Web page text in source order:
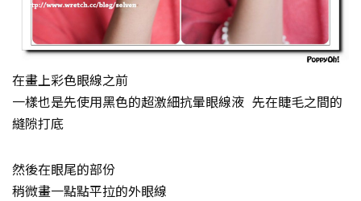
在畫上彩色眼線之前
一樣也是先使用黑色的超激細抗暈眼線液 先在睫毛之間的
縫隙打底
然後在眼尾的部份
稍微畫一點點平拉的外眼線